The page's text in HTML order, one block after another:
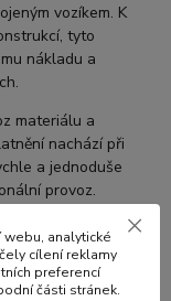
vozíkem. K
tyto
nákladu a
materiálu a
nachází při
a jednoduše
provoz.
webu, analytické
cílení reklamy
preferencí
části stránek.